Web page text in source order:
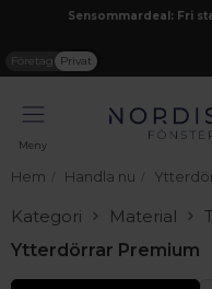
Sensommardeal: Fri
Företag Privat
Meny
Hem Handla nu
Kategori Material
Ytterdörrar Premium